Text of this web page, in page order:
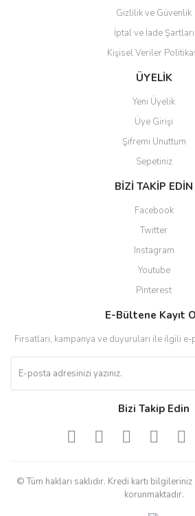
Gönder
Gizlilik ve Güvenlik
İptal ve İade Şartları
Kişisel Veriler
ÜYELİK
Yeni Üyelik
Üye Girişi
Şifremi Unuttum
Sepetiniz
BİZİ TAKİP EDİN
Facebook
Twitter
Instagram
Youtube
Pinterest
E-Bültene Kayıt
Fırsatları, kampanya ve duyuruları ile ilgili
Bizi Takip Edin
© Tüm hakları saklıdır. Kredi kartı
korunmaktadır.